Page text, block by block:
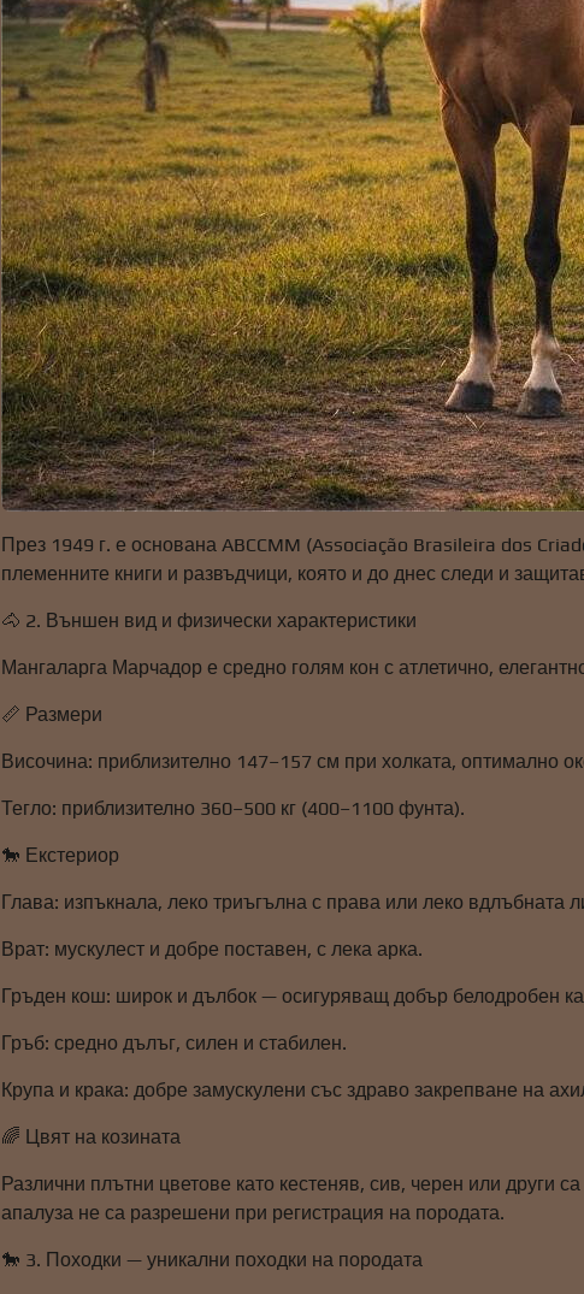
През 1949 г. е основана ABCCMM (Associação Brasileira dos
племенните книги и развъдчици, която и до днес следи и
🐴 2. Външен вид и физически характеристики
Мангаларга Марчадор е средно голям кон с атлетично,
📏 Размери
Височина: приблизително 147–157 см при холката, оптимално
Тегло: приблизително 360–500 кг (400–1100 фунта).
🐎 Екстериор
Глава: изпъкнала, леко триъгълна с права или леко вдлъбната
Врат: мускулест и добре поставен, с лека арка.
Гръден кош: широк и дълбок — осигуряващ добър белодробен
Гръб: средно дълъг, силен и стабилен.
Крупа и крака: добре замускулени със здраво закрепване на
🌈 Цвят на козината
Различни плътни цветове като кестеняв, сив, черен или други
апалуза не са разрешени при регистрация на породата.
🐎 3. Походки — уникални походки на породата